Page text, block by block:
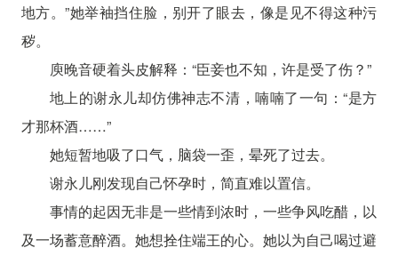
地方。”她举袖挡住脸，别开了眼去，像是见不得这种污
秽。
庾晚音硬着头皮解释：“臣妾也不知，许是受了伤？”
地上的谢永儿却仿佛神志不清，喃喃了一句：“是方
才那杯酒……”
她短暂地吸了口气，脑袋一歪，晕死了过去。
谢永儿刚发现自己怀孕时，简直难以置信。
事情的起因无非是一些情到浓时，一些争风吃醋，以
及一场蓄意醉酒。她想拴住端王的心。她以为自己喝过避